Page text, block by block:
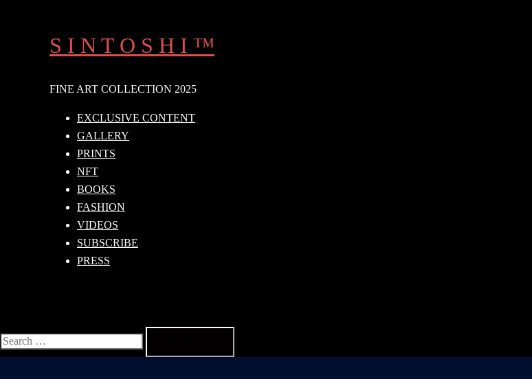
S I N T O S H I ™
FINE ART COLLECTION 2025
EXCLUSIVE CONTENT
GALLERY
PRINTS
NFT
BOOKS
FASHION
VIDEOS
SUBSCRIBE
PRESS
Search
for: